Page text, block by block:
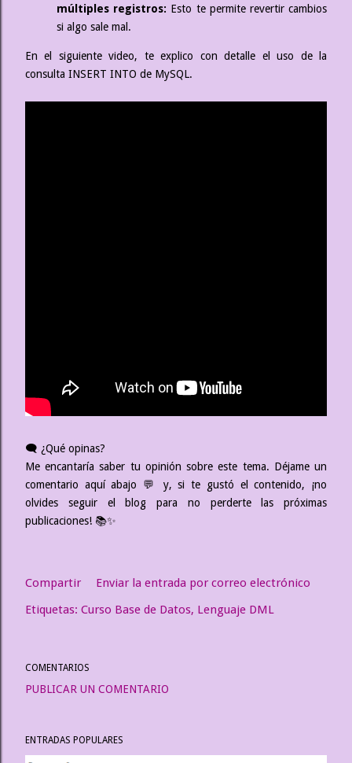
múltiples registros: Esto te permite revertir cambios
si algo sale mal.
En el siguiente video, te explico con detalle el uso de la
consulta INSERT INTO de MySQL.
🗨️ ¿Qué opinas?
Me encantaría saber tu opinión sobre este tema. Déjame un
comentario aquí abajo 💬 y, si te gustó el contenido, ¡no
olvides seguir el blog para no perderte las próximas
publicaciones! 📚✨
Compartir
Enviar la entrada por correo electrónico
Etiquetas: Curso Base de Datos Lenguaje DML
COMENTARIOS
PUBLICAR UN COMENTARIO
ENTRADAS POPULARES